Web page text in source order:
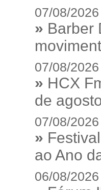
07/08/2026
» Barber
07/08/2026
» HCX
de
07/08/2026
»
ao Ano
06/08/2026